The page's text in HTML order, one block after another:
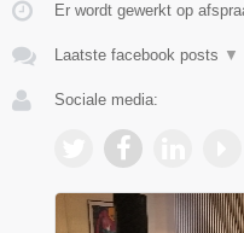
Er wordt gewerkt op
Laatste facebook posts ▼
Sociale media: